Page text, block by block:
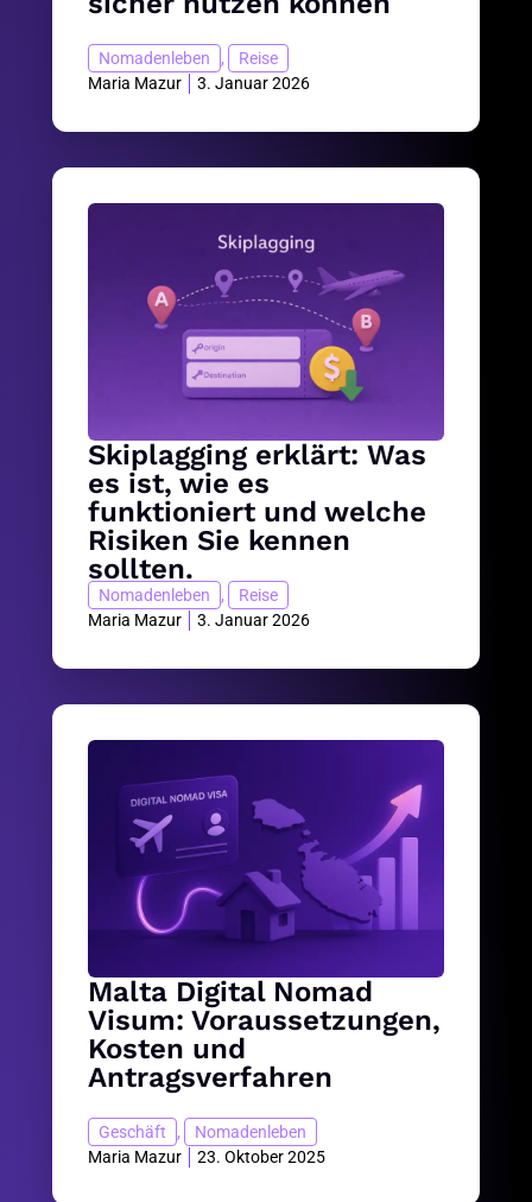
Nomadenleben ,
Reise
Maria Mazur
3. Januar 2026
Skiplagging erklärt: Was
es ist, wie es
funktioniert und welche
Risiken Sie kennen
sollten.
Nomadenleben ,
Reise
Maria Mazur
3. Januar 2026
Malta Digital Nomad
Visum: Voraussetzungen,
Kosten und
Antragsverfahren
Geschäft ,
Nomadenleben
Maria Mazur
23. Oktober 2025